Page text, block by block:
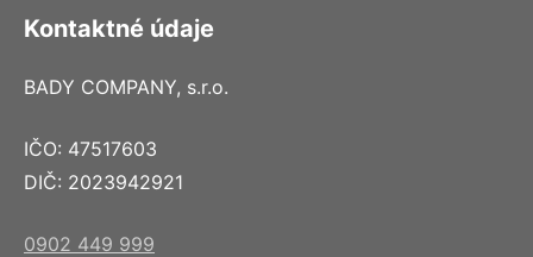
Kontaktné údaje
BADY COMPANY, s.r.o.
IČO: 47517603
DIČ: 2023942921
0902 449 999